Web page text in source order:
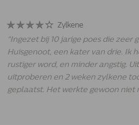
Zylkene
"Ingezet bij 10 jarige poes die zeer
Huisgenoot, een kater van drie. Ik
rustiger word, en minder angstig.
uitproberen en 2 weken zylkene
geplaatst. Het werkte gewoon niet